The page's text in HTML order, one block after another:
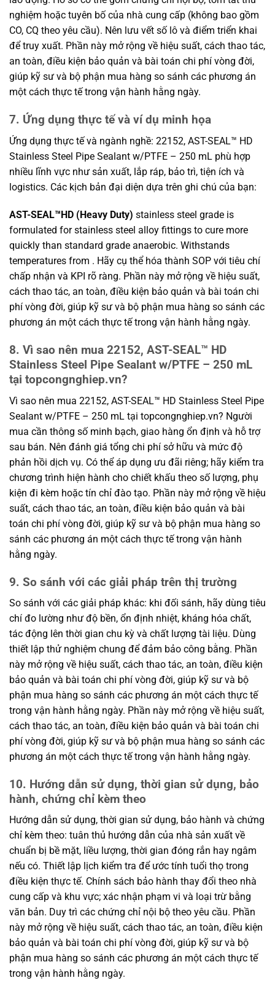
nghiệm hoặc tuyên bố của nhà cung cấp (không bao gồm
CO, CQ theo yêu cầu). Nên lưu vết số lô và điểm triển khai
để truy xuất. Phần này mở rộng về hiệu suất, cách thao tác,
an toàn, điều kiện bảo quản và bài toán chi phí vòng đời,
giúp kỹ sư và bộ phận mua hàng so sánh các phương án
một cách thực tế trong vận hành hằng ngày.
7. Ứng dụng thực tế và ví dụ minh họa
Ứng dụng thực tế và ngành nghề: 22152, AST-SEAL™ HD
Stainless Steel Pipe Sealant w/PTFE – 250 mL phù hợp
nhiều lĩnh vực như sản xuất, lắp ráp, bảo trì, tiện ích và
logistics. Các kịch bản đại diện dựa trên ghi chú của bạn:
AST-SEAL™HD (Heavy Duty) stainless steel grade is
formulated for stainless steel alloy fittings to cure more
quickly than standard grade anaerobic. Withstands
temperatures from . Hãy cụ thể hóa thành SOP với tiêu chí
chấp nhận và KPI rõ ràng. Phần này mở rộng về hiệu suất,
cách thao tác, an toàn, điều kiện bảo quản và bài toán chi
phí vòng đời, giúp kỹ sư và bộ phận mua hàng so sánh các
phương án một cách thực tế trong vận hành hằng ngày.
8. Vì sao nên mua 22152, AST-SEAL™ HD
Stainless Steel Pipe Sealant w/PTFE – 250 mL
tại topcongnghiep.vn?
Vì sao nên mua 22152, AST-SEAL™ HD Stainless Steel Pipe
Sealant w/PTFE – 250 mL tại topcongnghiep.vn? Người
mua cần thông số minh bạch, giao hàng ổn định và hỗ trợ
sau bán. Nên đánh giá tổng chi phí sở hữu và mức độ
phản hồi dịch vụ. Có thể áp dụng ưu đãi riêng; hãy kiểm tra
chương trình hiện hành cho chiết khấu theo số lượng, phụ
kiện đi kèm hoặc tín chỉ đào tạo. Phần này mở rộng về hiệu
suất, cách thao tác, an toàn, điều kiện bảo quản và bài
toán chi phí vòng đời, giúp kỹ sư và bộ phận mua hàng so
sánh các phương án một cách thực tế trong vận hành
hằng ngày.
9. So sánh với các giải pháp trên thị trường
So sánh với các giải pháp khác: khi đối sánh, hãy dùng tiêu
chí đo lường như độ bền, ổn định nhiệt, kháng hóa chất,
tác động lên thời gian chu kỳ và chất lượng tài liệu. Dùng
thiết lập thử nghiệm chung để đảm bảo công bằng. Phần
này mở rộng về hiệu suất, cách thao tác, an toàn, điều kiện
bảo quản và bài toán chi phí vòng đời, giúp kỹ sư và bộ
phận mua hàng so sánh các phương án một cách thực tế
trong vận hành hằng ngày. Phần này mở rộng về hiệu suất,
cách thao tác, an toàn, điều kiện bảo quản và bài toán chi
phí vòng đời, giúp kỹ sư và bộ phận mua hàng so sánh các
phương án một cách thực tế trong vận hành hằng ngày.
10. Hướng dẫn sử dụng, thời gian sử dụng, bảo
hành, chứng chỉ kèm theo
Hướng dẫn sử dụng, thời gian sử dụng, bảo hành và chứng
chỉ kèm theo: tuân thủ hướng dẫn của nhà sản xuất về
chuẩn bị bề mặt, liều lượng, thời gian đóng rắn hay ngâm
nếu có. Thiết lập lịch kiểm tra để ước tính tuổi thọ trong
điều kiện thực tế. Chính sách bảo hành thay đổi theo nhà
cung cấp và khu vực; xác nhận phạm vi và loại trừ bằng
văn bản. Duy trì các chứng chỉ nội bộ theo yêu cầu. Phần
này mở rộng về hiệu suất, cách thao tác, an toàn, điều kiện
bảo quản và bài toán chi phí vòng đời, giúp kỹ sư và bộ
phận mua hàng so sánh các phương án một cách thực tế
trong vận hành hằng ngày.